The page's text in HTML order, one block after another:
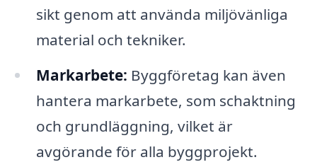
sikt genom att använda miljövänliga
material och tekniker.
Markarbete: Byggföretag kan även
hantera markarbete, som schaktning
och grundläggning, vilket är
avgörande för alla byggprojekt.